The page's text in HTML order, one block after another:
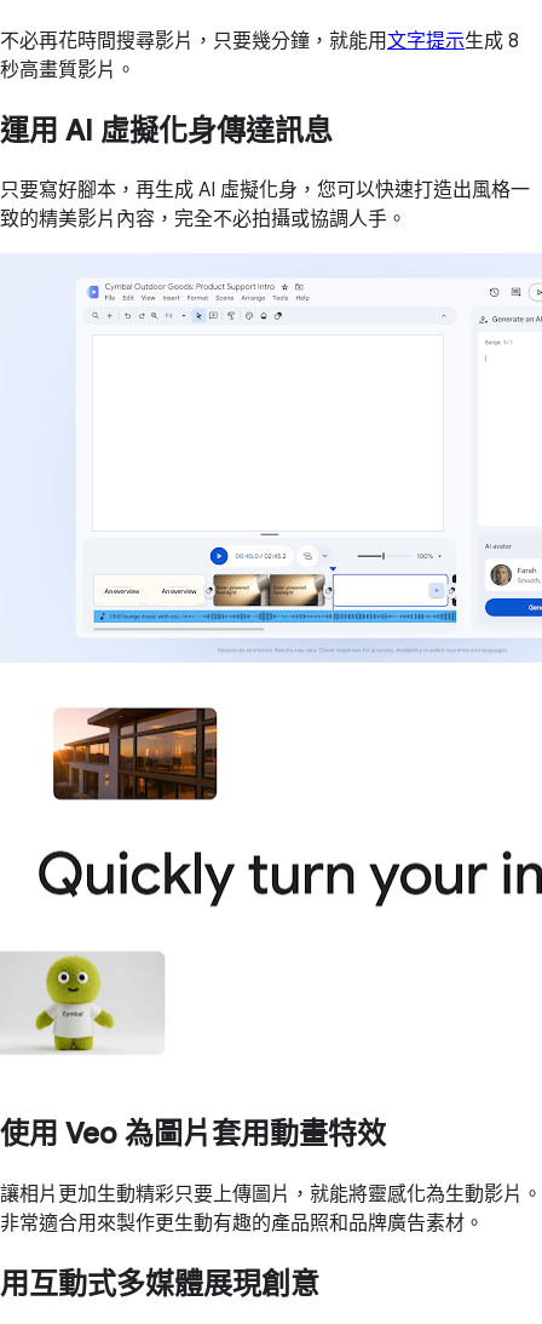
不必再花時間搜尋影片，只要幾分鐘，就能用文字提示生成 8
秒高畫質影片。
運用 AI 虛擬化身傳達訊息
只要寫好腳本，再生成 AI 虛擬化身，您可以快速打造出風格一
致的精美影片內容，完全不必拍攝或協調人手。
使用 Veo 為圖片套用動畫特效
讓相片更加生動精彩只要上傳圖片，就能將靈感化為生動影片。
非常適合用來製作更生動有趣的產品照和品牌廣告素材。
用互動式多媒體展現創意